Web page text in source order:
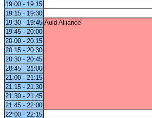
19:00 - 19:15
19:15 - 19:30
19:30 - 19:45 Auld Alliance
19:45 - 20:00
20:00 - 20:15
20:15 - 20:30
20:30 - 20:45
20:45 - 21:00
21:00 - 21:15
21:15 - 21:30
21:30 - 21:45
21:45 - 22:00
22:00 - 22:15